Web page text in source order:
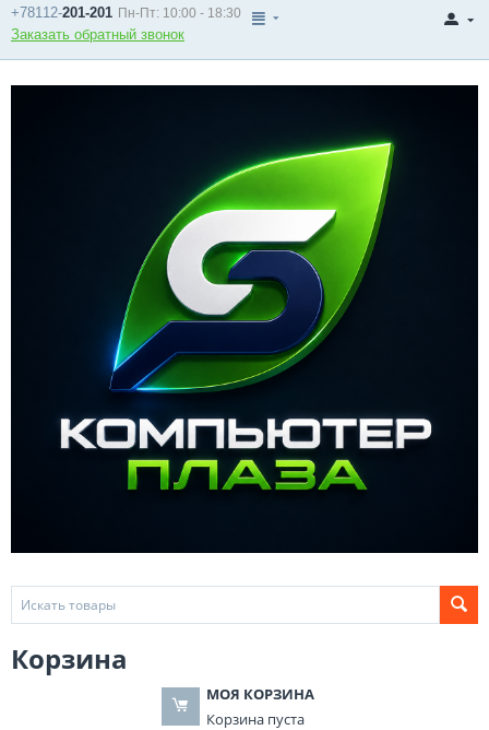
+78112-201-201 Пн-Пт: 10:00 - 18:30
Заказать обратный звонок
Корзина
МОЯ КОРЗИНА
Корзина пуста